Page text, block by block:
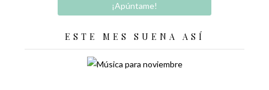
ESTE MES SUENA ASÍ